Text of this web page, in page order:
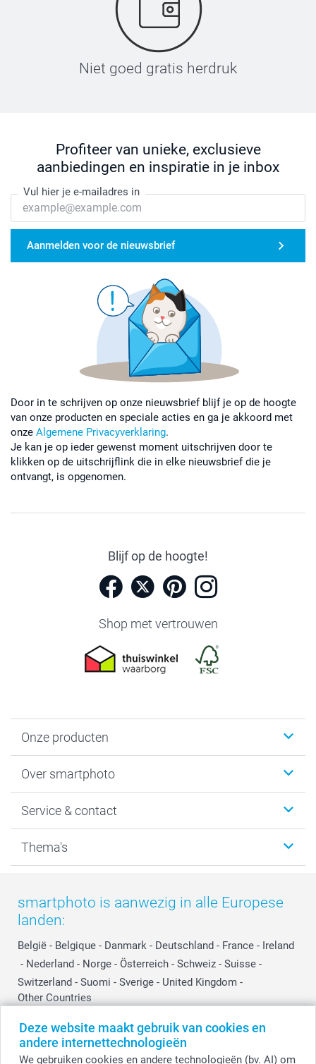
Deze website maakt gebruik van cookies en
andere internettechnologieën
We gebruiken cookies en andere technologieën (bv. AI) om
Niet goed gratis herdruk
Profiteer van unieke, exclusieve
aanbiedingen en inspiratie in je inbox
Vul hier je e-mailadres in
Aanmelden voor de nieuwsbrief
Door in te schrijven op onze nieuwsbrief blijf je op de hoogte
van onze producten en speciale acties en ga je akkoord met
onze Algemene Privacyverklaring.
Je kan je op ieder gewenst moment uitschrijven door te
klikken op de uitschrijflink die in elke nieuwsbrief die je
ontvangt, is opgenomen.
Blijf op de hoogte!
Shop met vertrouwen
Onze producten
Fotoboeken
Fotocadeaus
Kaarten
Over smartphoto
Vacatures
Bestelproces
Privacy
Cookiebeleid
Reviews
Prijslijst
Investor Relations
Service & contact
Tevredenheidsgarantie
smartbonus
smartfriends
service@smartphoto.nl
Affiliate partnerprogramma
Partnerships
Influencer partnerprogramma
Thema's
Moederdag
Vaderdag
Huwelijk
smartphoto is aanwezig in alle Europese
landen:
België - Belgique - Danmark - Deutschland - France - Ireland
- Nederland - Norge - Österreich - Schweiz - Suisse -
Switzerland - Suomi - Sverige - United Kingdom -
Other Countries
Alle prijzen zijn in EURO (€) inclusief BTW en exclusief verzendkosten.